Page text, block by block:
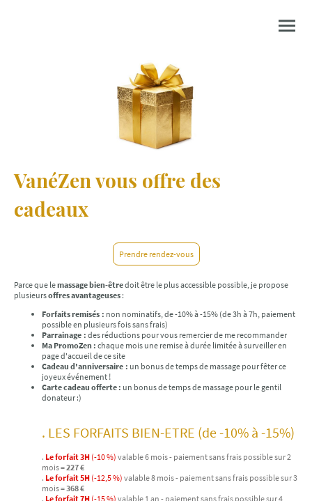
VanéZen vous offre des
cadeaux
Prendre rendez-vous
Parce que lemassage bien-êtredoit être le plus accessible possible, je propose
plusieursoffres avantageuses :
Forfaits remisés : non nominatifs, de -10% à -15% (de 3h à 7h, paiement
possible en plusieurs fois sans frais)
Parrainage : des réductions pour vous remercier de me recommander
Ma PromoZen : chaque mois une remise à durée limitée à surveiller en
page d'accueil de ce site
Cadeau d'anniversaire : un bonus de temps de massage pour fêter ce
joyeux événement !
Carte cadeau offerte : un bonus de temps de massage pour le gentil
donateur :)
. LES FORFAITS BIEN-ETRE (de -10% à -15%)
. Le forfait 3H (-10 %) valable 6 mois - paiement sans frais possible sur 2
mois =227 €
. Le forfait 5H (-12,5 %) valable 8 mois - paiement sans frais possible sur 3
mois =368 €
. Le forfait 7H (-15 %) valable 1 an - paiement sans frais possible sur 4